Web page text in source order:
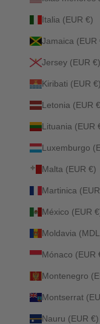
Italia (EUR €)
Jamaica (EUR
Jersey (EUR €)
Kiribati (EUR €)
Letonia (EUR
Lituania (EUR
Luxemburgo
Malta (EUR €)
Martinica
México (EUR
Moldavia
Mónaco (EUR
Montenegro
Montserrat
Nauru (EUR €)